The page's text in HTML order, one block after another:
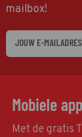
mailbox!
Mobiele
Met de gratis